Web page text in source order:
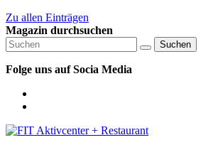
Zu allen Einträgen
Magazin durchsuchen
Suchen
Folge uns auf Socia Media